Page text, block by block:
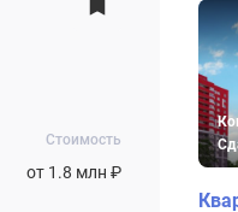
Стоимость
от 1.8 млн ₽